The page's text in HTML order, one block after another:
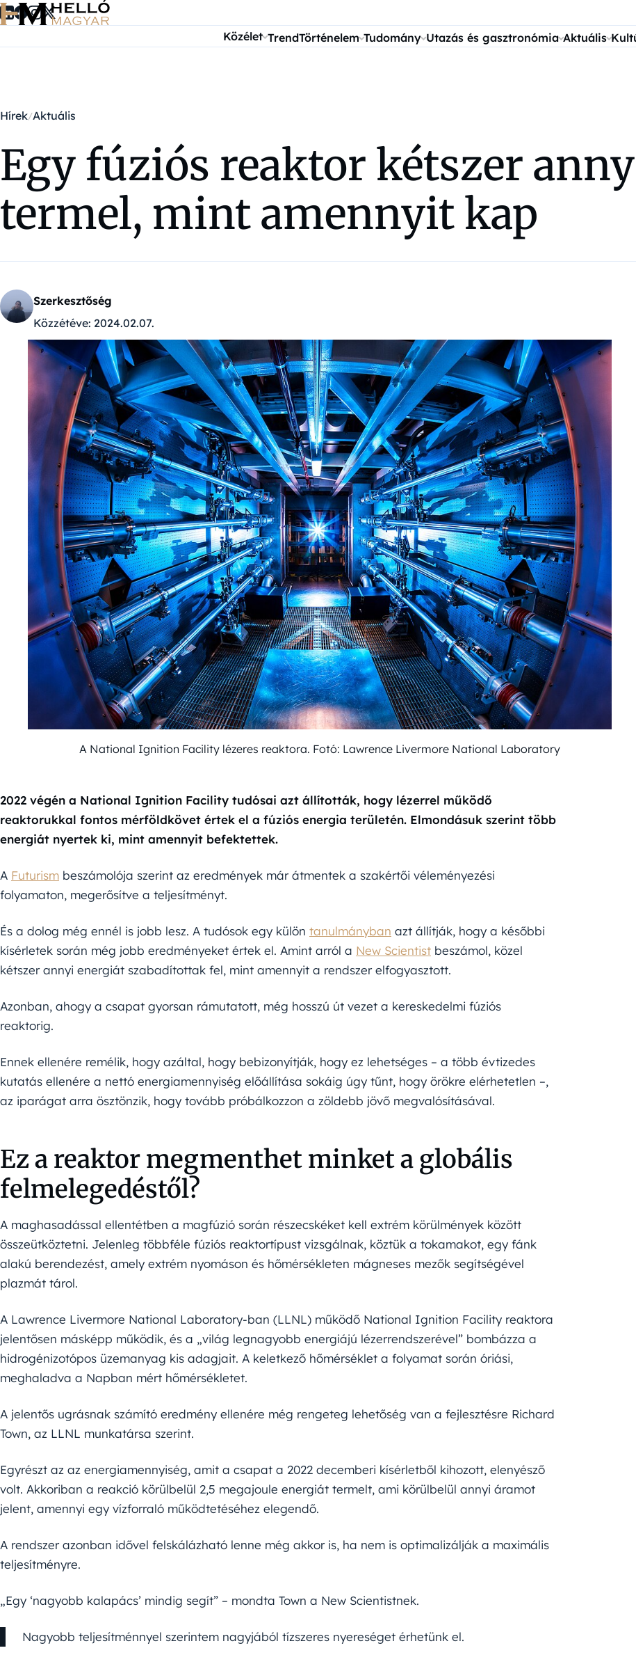
Ugrás a tartalomra
Közélet TrendTörténelem Tudomány Utazás és gasztronómia Aktuális
Hírek Aktuális
Egy fúziós reaktor kétszer
termel, mint amennyit kap
Szerkesztőség
Közzétéve: 2024.02.07.
A National Ignition Facility lézeres reaktora. Fotó: Lawrence Livermore National Laboratory
2022 végén a National Ignition Facility tudósai azt állították, hogy lézerrel működő
reaktorukkal fontos mérföldkövet értek el a fúziós energia területén. Elmondásuk szerint több
energiát nyertek ki, mint amennyit befektettek.
A Futurism beszámolója szerint az eredmények már átmentek a szakértői véleményezési
folyamaton, megerősítve a teljesítményt.
És a dolog még ennél is jobb lesz. A tudósok egy külön tanulmányban azt állítják, hogy a későbbi
kísérletek során még jobb eredményeket értek el. Amint arról a New Scientist beszámol, közel
kétszer annyi energiát szabadítottak fel, mint amennyit a rendszer elfogyasztott.
Azonban, ahogy a csapat gyorsan rámutatott, még hosszú út vezet a kereskedelmi fúziós
reaktorig.
Ennek ellenére remélik, hogy azáltal, hogy bebizonyítják, hogy ez lehetséges – a több évtizedes
kutatás ellenére a nettó energiamennyiség előállítása sokáig úgy tűnt, hogy örökre elérhetetlen –,
az iparágat arra ösztönzik, hogy tovább próbálkozzon a zöldebb jövő megvalósításával.
Ez a reaktor megmenthet minket a globális
felmelegedéstől?
A maghasadással ellentétben a magfúzió során részecskéket kell extrém körülmények között
összeütköztetni. Jelenleg többféle fúziós reaktortípust vizsgálnak, köztük a tokamakot, egy fánk
alakú berendezést, amely extrém nyomáson és hőmérsékleten mágneses mezők segítségével
plazmát tárol.
A Lawrence Livermore National Laboratory-ban (LLNL) működő National Ignition Facility reaktora
jelentősen másképp működik, és a „világ legnagyobb energiájú lézerrendszerével” bombázza a
hidrogénizotópos üzemanyag kis adagjait. A keletkező hőmérséklet a folyamat során óriási,
meghaladva a Napban mért hőmérsékletet.
A jelentős ugrásnak számító eredmény ellenére még rengeteg lehetőség van a fejlesztésre Richard
Town, az LLNL munkatársa szerint.
Egyrészt az az energiamennyiség, amit a csapat a 2022 decemberi kísérletből kihozott, elenyésző
volt. Akkoriban a reakció körülbelül 2,5 megajoule energiát termelt, ami körülbelül annyi áramot
jelent, amennyi egy vízforraló működtetéséhez elegendő.
A rendszer azonban idővel felskálázható lenne még akkor is, ha nem is optimalizálják a maximális
teljesítményre.
„Egy ‘nagyobb kalapács’ mindig segít” – mondta Town a New Scientistnek.
Nagyobb teljesítménnyel szerintem nagyjából tízszeres nyereséget érhetünk el.